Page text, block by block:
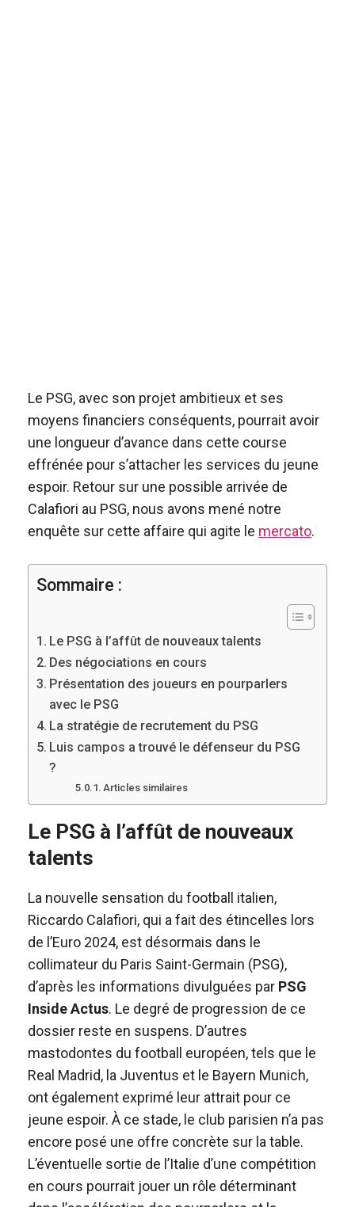
Le PSG, avec son projet ambitieux et ses
moyens financiers conséquents, pourrait avoir
une longueur d’avance dans cette course
effrénée pour s’attacher les services du jeune
espoir. Retour sur une possible arrivée de
Calafiori au PSG, nous avons mené notre
enquête sur cette affaire qui agite le mercato.
Sommaire :
Le PSG à l’affût de nouveaux talents
Des négociations en cours
Présentation des joueurs en pourparlers
avec le PSG
La stratégie de recrutement du PSG
Luis campos a trouvé le défenseur du PSG
?
Articles similaires
Le PSG à l’affût de nouveaux
talents
La nouvelle sensation du football italien,
Riccardo Calafiori, qui a fait des étincelles lors
de l’Euro 2024, est désormais dans le
collimateur du Paris Saint-Germain (PSG),
d’après les informations divulguées par PSG
Inside Actus. Le degré de progression de ce
dossier reste en suspens. D’autres
mastodontes du football européen, tels que le
Real Madrid, la Juventus et le Bayern Munich,
ont également exprimé leur attrait pour ce
jeune espoir. À ce stade, le club parisien n’a pas
encore posé une offre concrète sur la table.
L’éventuelle sortie de l’Italie d’une compétition
en cours pourrait jouer un rôle déterminant